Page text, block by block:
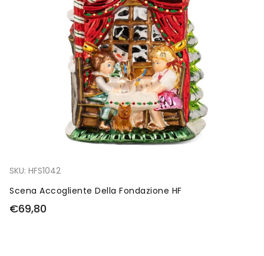
SKU: HFS1042
Scena Accogliente Della Fondazione HF
€69,80